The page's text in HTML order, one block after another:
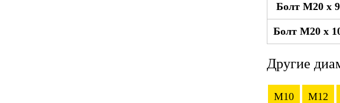
Болт М20 x
Болт М20 x
Другие
M10 M12